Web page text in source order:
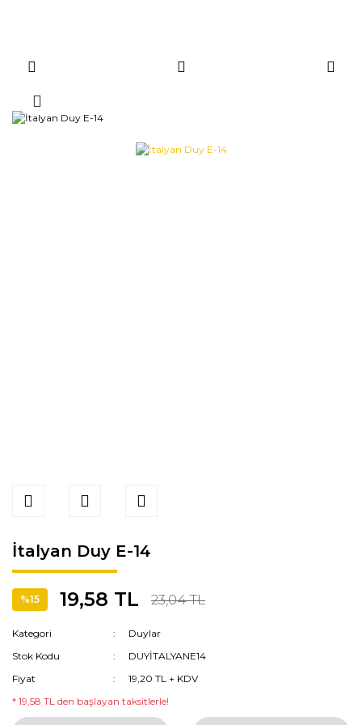
İtalyan Duy E-14
%15 19,58 TL 23,04 TL
Kategori
Duylar
Stok Kodu
DUYİTALYANE14
Fiyat
19,20 TL + KDV
* 19,58 TL den başlayan taksitlerle!